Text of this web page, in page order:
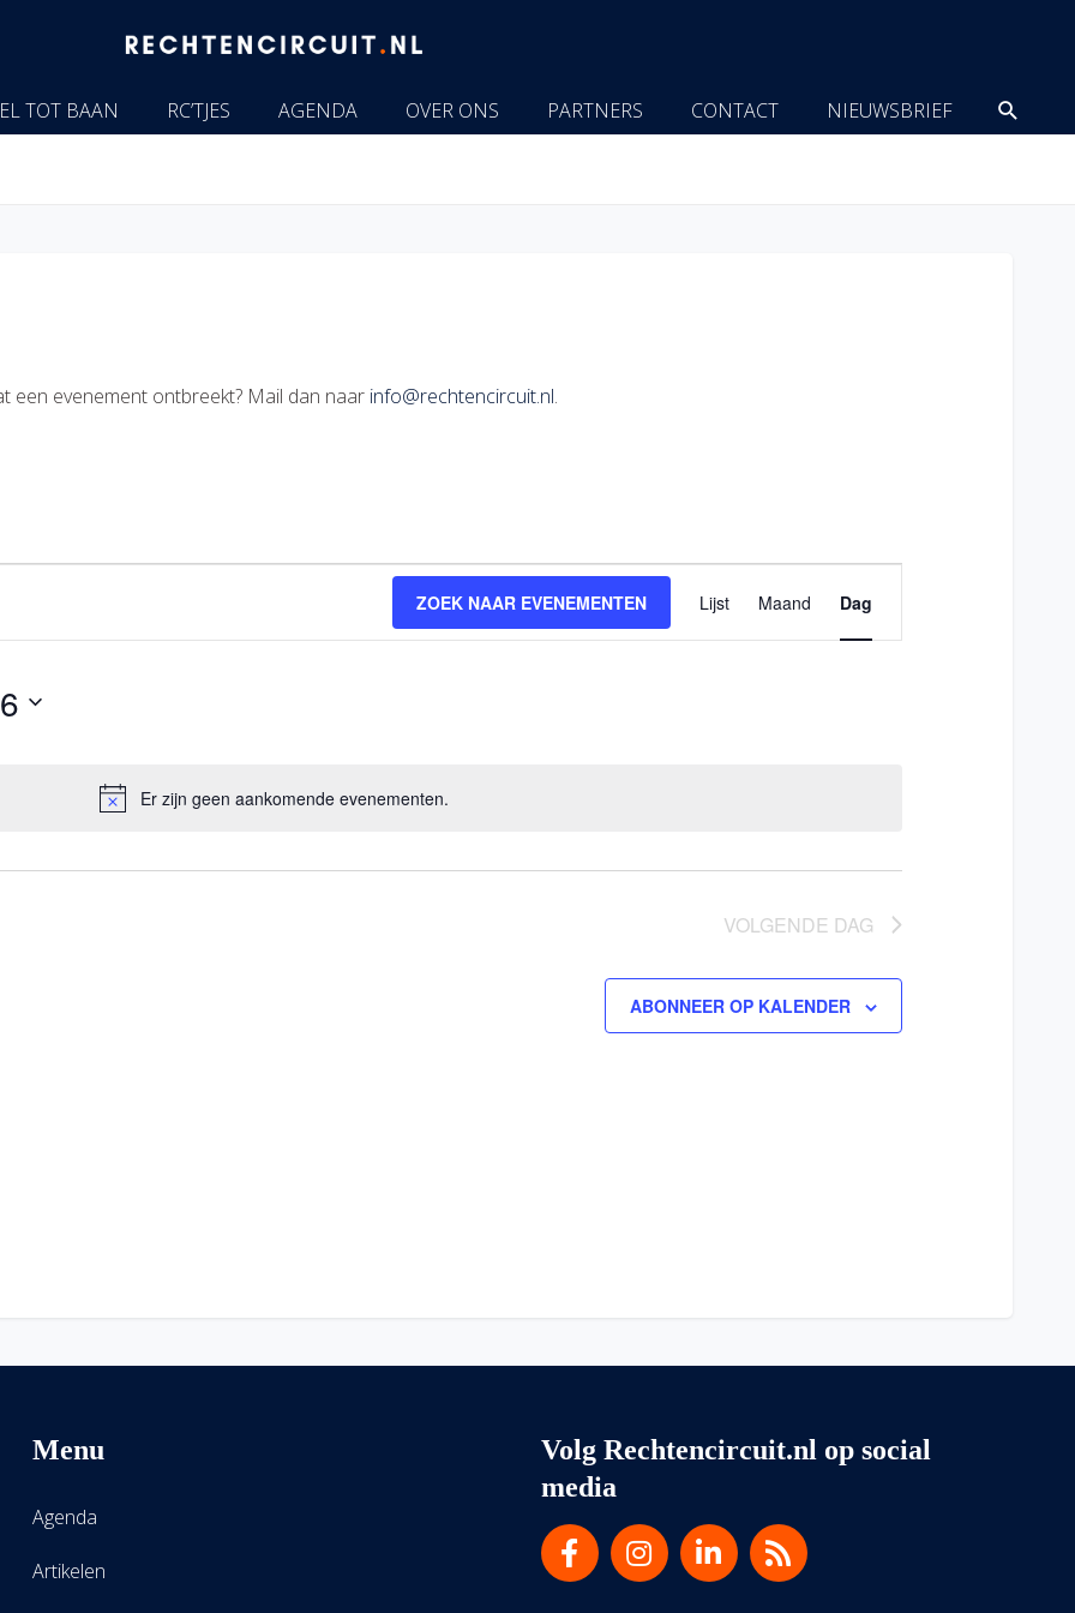
TOT BAAN RC’TJES AGENDA OVER ONS PARTNERS CONTACT NIEUWSBRIEF
een evenement ontbreekt? Mail dan naar info@rechtencircuit.nl.
Bericht
Er zijn geen aankomende evenementen.
ZOEK NAAR EVENEMENTEN
weergaven
Lijst Maand Dag
VOLGENDE DAG
ABONNEER OP KALENDER
Menu
Agenda
Artikelen
Volg Rechtencircuit.nl op social
media